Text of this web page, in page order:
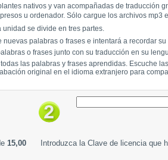
nativos y van acompañadas de traducción
u ordenador. Sólo cargue los archivos mp3
se divide en tres partes.
palabras o frases e intentará a recordar
o frases junto con su traducción en su
las palabras y frases aprendidas. Escuche
original en el idioma extranjero para
15,00
Introduzca la Clave de licencia que